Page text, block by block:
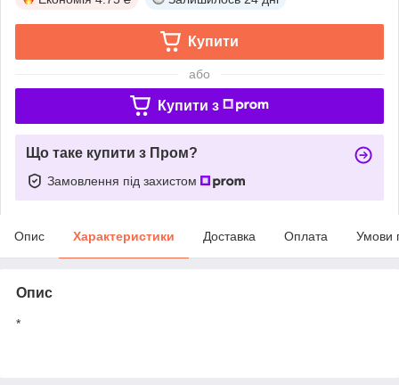
Купити
або
Купити з
Що таке купити з Пром?
Замовлення під захистом
Опис Характеристики Доставка Оплата Умови
Опис
*